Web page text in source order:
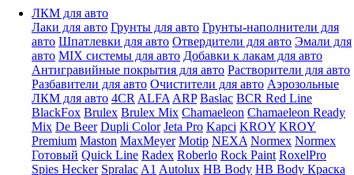
ЛКМ для авто
Лаки для авто Грунты для авто Грунты-наполнители для
авто Шпатлевки для авто Отвердители для авто Эмали для
авто MIX системы для авто Добавки к лакам для авто
Антигравийные покрытия для авто Растворители для авто
Разбавители для авто Очистители для авто Аэрозольные
ЛКМ для авто 4CR ALFA ARP Baslac BCR Red Line
BlackFox Brulex Brulex Mix Chamaeleon Chamaeleon Ready
Mix De Beer Dupli Color Jeta Pro Kapci KROY KROY
Premium Maston MaxMeyer Motip NEXA Normex Normex
Готовый Quick Line Radex Roberlo Rock Paint RoxelPro
Spies Hecker Spralac A1 Autolux HB Body HB Body Краска